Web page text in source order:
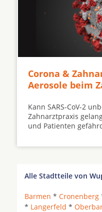
Corona &
Aerosole beim
Kann SARS-CoV-2
Zahnarztpraxis
und Patienten
Alle Stadtteile von
Barmen * Cronenberg
* Langerfeld *